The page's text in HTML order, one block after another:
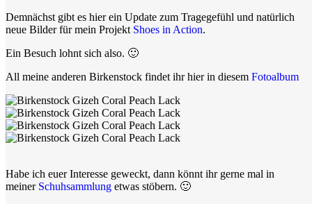
Demnächst gibt es hier ein Update zum Tragegefühl und natürlich
neue Bilder für mein Projekt Shoes in Action.
Ein Besuch lohnt sich also. 🙂
All meine anderen Birkenstock findet ihr hier in diesem Fotoalbum
Habe ich euer Interesse geweckt, dann könnt ihr gerne mal in
meiner Schuhsammlung etwas stöbern. 🙂